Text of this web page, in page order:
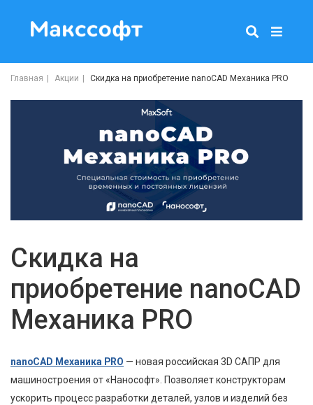
Главная Акции Скидка на приобретение nanoCAD Механика PRO
Скидка на
приобретение nanoCAD
Механика PRO
nanoCAD Механика PRO — новая российская 3D САПР для
машиностроения от «Нанософт». Позволяет конструкторам
ускорить процесс разработки деталей, узлов и изделий без